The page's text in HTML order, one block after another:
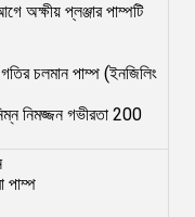
অক্ষীয় প্লঞ্জার পাম্পটি
চলমান পাম্প (ইনজিলিং
নিমজ্জন গভীরতা 200
পাম্প